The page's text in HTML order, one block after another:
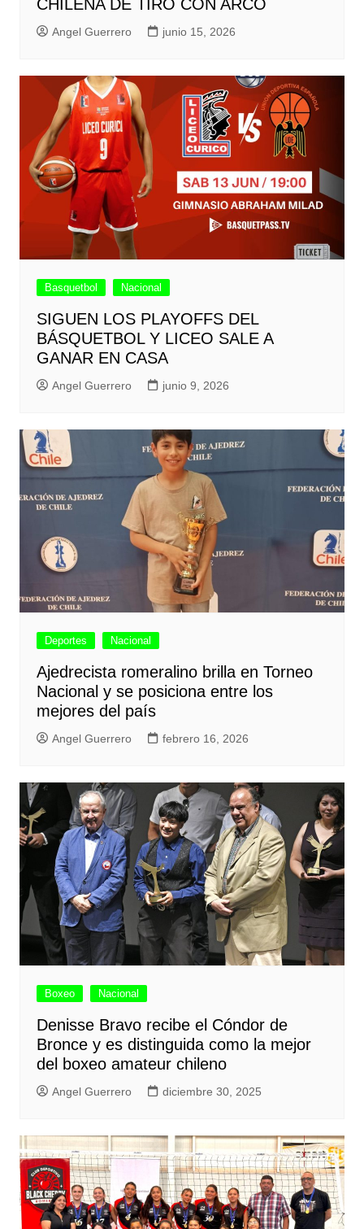
CHILENA DE TIRO CON ARCO
Angel Guerrero junio 15, 2026
Basquetbol Nacional
SIGUEN LOS PLAYOFFS DEL
BÁSQUETBOL Y LICEO SALE A
GANAR EN CASA
Angel Guerrero junio 9, 2026
Deportes Nacional
Ajedrecista romeralino brilla en Torneo
Nacional y se posiciona entre los
mejores del país
Angel Guerrero febrero 16, 2026
Boxeo Nacional
Denisse Bravo recibe el Cóndor de
Bronce y es distinguida como la mejor
del boxeo amateur chileno
Angel Guerrero diciembre 30, 2025